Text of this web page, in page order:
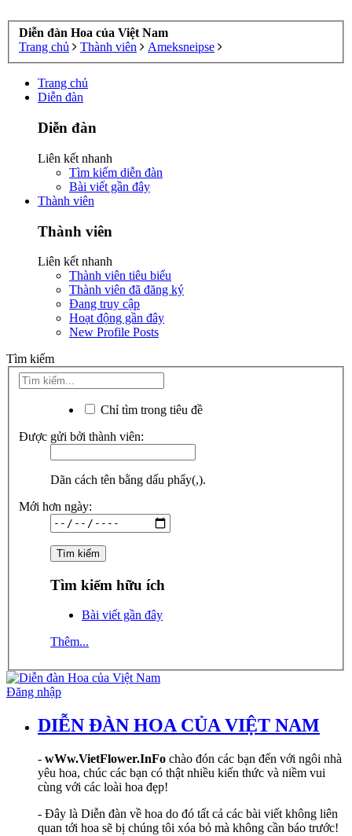
Diễn đàn Hoa của Việt Nam
Trang chủ
Thành viên Ameksneipse
Trang chủ
Diễn đàn
Diễn đàn
Liên kết nhanh
Tìm kiếm diễn đàn
Bài viết gần đây
Thành viên
Thành viên
Liên kết nhanh
Thành viên tiêu biểu
Thành viên đã đăng ký
Đang truy cập
Hoạt động gần đây
New Profile Posts
Tìm kiếm
Chỉ tìm trong tiêu đề
Được gửi bởi thành viên:
Dãn cách tên bằng dấu phẩy(,).
Mới hơn ngày:
Tìm kiếm hữu ích
Bài viết gần đây
Thêm...
Đăng nhập
DIỄN ĐÀN HOA CỦA VIỆT NAM
- wWw.VietFlower.InFo chào đón các bạn đến với ngôi nhà
yêu hoa, chúc các bạn có thật nhiều kiến thức và niềm vui
cùng với các loài hoa đẹp!
- Đây là Diễn đàn về hoa do đó tất cả các bài viết không liên
quan tới hoa sẽ bị chúng tôi xóa bỏ mà không cần báo trước!